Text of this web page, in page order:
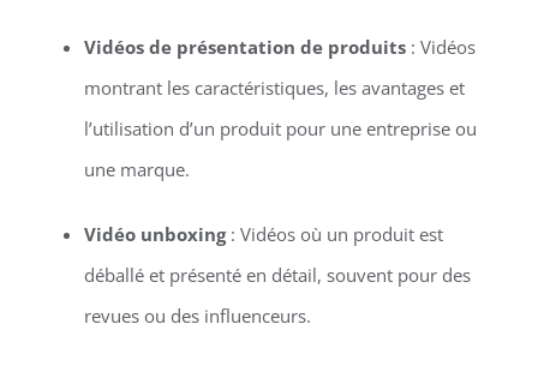
Vidéos de présentation de produits: Vidéos
montrant les caractéristiques, les avantages et
l’utilisation d’un produit pour une entreprise ou
une marque.
Vidéo unboxing: Vidéos où un produit est
déballé et présenté en détail, souvent pour des
revues ou des influenceurs.